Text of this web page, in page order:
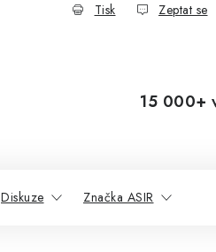
Tisk Zeptat se
15 000+
Diskuze Značka ASIR